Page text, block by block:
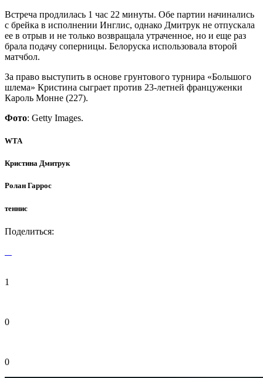
Встреча продлилась 1 час 22 минуты. Обе партии начинались
с брейка в исполнении Инглис, однако Дмитрук не отпускала
ее в отрыв и не только возвращала утраченное, но и еще раз
брала подачу соперницы. Белоруска использовала второй
матчбол.
За право выступить в основе грунтового турнира «Большого
шлема» Кристина сыграет против 23-летней француженки
Кароль Монне (227).
Фото: Getty Images.
WTA
Кристина Дмитрук
Ролан Гаррос
теннис
Поделиться:
1
0
0